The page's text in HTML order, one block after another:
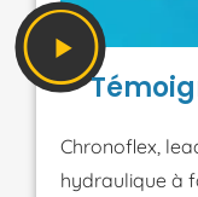
Chronoflex,
hydraulique à